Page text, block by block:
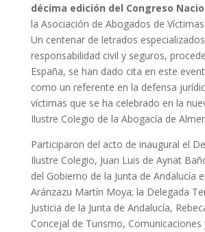
décima edición del Congreso
la Asociación de Abogados de
Un centenar de letrados
responsabilidad civil y seguros,
España, se han dado cita en este
como un referente en la defensa
víctimas que se ha celebrado en la
Ilustre Colegio de la Abogacía de
Participaron del acto de inaugural el
Ilustre Colegio, Juan Luis de Aynat
del Gobierno de la Junta de Andalucía
Aránzazu Martín Moya; la Delegada
Justicia de la Junta de Andalucía,
Concejal de Turismo,